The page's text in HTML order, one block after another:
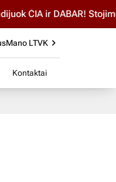
ČIA ir DABAR! Stojimo
Mano LTVK
Kontaktai